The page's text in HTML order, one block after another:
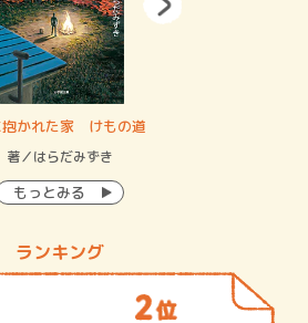
抱かれた家 けもの道
著／はらだみずき
もっとみる
ランキング